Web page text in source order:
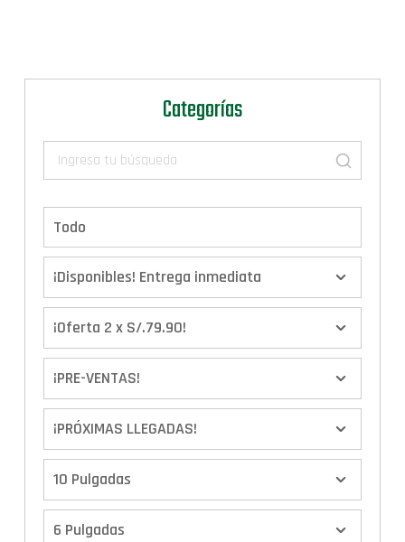
Categorías
Todo
¡Disponibles! Entrega inmediata
¡Oferta 2 x S/.79.90!
¡PRE-VENTAS!
¡PRÓXIMAS LLEGADAS!
10 Pulgadas
6 Pulgadas